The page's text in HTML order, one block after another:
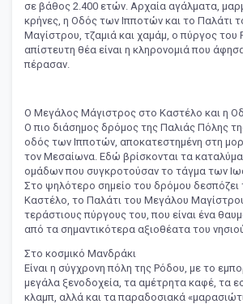
σε βάθος 2.400 ετών. Αρχαία αγάλματα,
κρήνες, η Οδός των Ιπποτών και το Παλάτι
Μαγίστρου, τζαμιά και χαμάμ, ο πύργος του
απίστευτη θέα είναι η κληρονομιά που
πέρασαν.
Ο Μεγάλος Μάγιστρος στο Καστέλο και η
Ο πιο διάσημος δρόμος της Παλιάς Πόλης
οδός των Ιπποτών, αποκατεστημένη στη
τον Μεσαίωνα. Εδώ βρίσκονται τα
ομάδων που συγκροτούσαν το τάγμα των
Στο ψηλότερο σημείο του δρόμου δεσπόζει
Καστέλο, το Παλάτι του Μεγάλου
τεράστιους πύργους του, που είναι ένα
από τα σημαντικότερα αξιοθέατα του
Στο κοσμικό Μανδράκι
Είναι η σύγχρονη πόλη της Ρόδου, με το
μεγάλα ξενοδοχεία, τα αμέτρητα καφέ, τα
κλαμπ, αλλά και τα παραδοσιακά